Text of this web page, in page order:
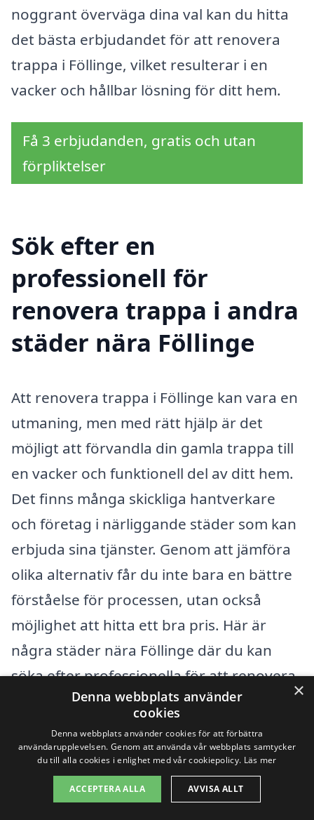
noggrant överväga dina val kan du hitta
det bästa erbjudandet för att renovera
trappa i Föllinge, vilket resulterar i en
vacker och hållbar lösning för ditt hem.
Få 3 erbjudanden, gratis och utan
förpliktelser
Sök efter en
professionell för
renovera trappa i andra
städer nära Föllinge
Att renovera trappa i Föllinge kan vara en
utmaning, men med rätt hjälp är det
möjligt att förvandla din gamla trappa till
en vacker och funktionell del av ditt hem.
Det finns många skickliga hantverkare
och företag i närliggande städer som kan
erbjuda sina tjänster. Genom att jämföra
olika alternativ får du inte bara en bättre
förståelse för processen, utan också
möjlighet att hitta ett bra pris. Här är
några städer nära Föllinge där du kan
söka efter professionella för att renovera
din trappa:
Krokom
Östersund
×
Denna webbplats använder
cookies
Denna webbplats använder cookies för att förbättra
användarupplevelsen. Genom att använda vår webbplats samtycker
du till alla cookies i enlighet med vår cookiepolicy. Läs mer
ACCEPTERA ALLA AVVISA ALLT